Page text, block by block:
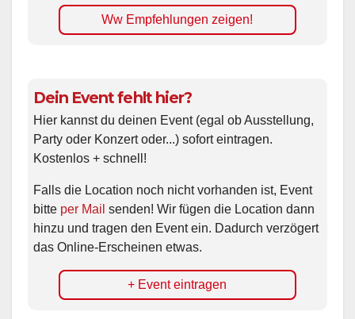
Ww Empfehlungen zeigen!
Dein Event fehlt hier?
Hier kannst du deinen Event (egal ob Ausstellung,
Party oder Konzert oder...) sofort eintragen.
Kostenlos + schnell!
Falls die Location noch nicht vorhanden ist, Event
bitte per Mail senden! Wir fügen die Location dann
hinzu und tragen den Event ein. Dadurch verzögert
das Online-Erscheinen etwas.
+ Event eintragen